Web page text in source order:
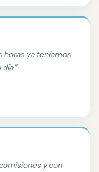
horas ya teníamos
y con